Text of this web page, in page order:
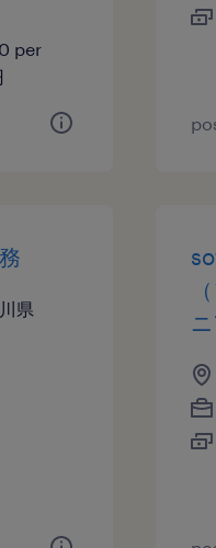
per
県
ニ